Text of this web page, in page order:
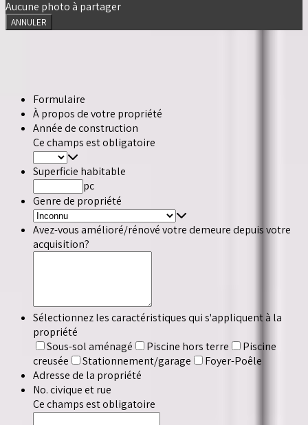
Aucune photo à partager
ANNULER
Formulaire
À propos de votre propriété
Année de construction
Ce champs est obligatoire
Superficie habitable
pc
Genre de propriété
Avez-vous amélioré/rénové votre demeure depuis votre
acquisition?
Sélectionnez les caractéristiques qui s'appliquent à la
propriété
Sous-sol aménagé
Piscine hors terre
Piscine
creusée
Stationnement/garage
Foyer-Poêle
Adresse de la propriété
No. civique et rue
Ce champs est obligatoire